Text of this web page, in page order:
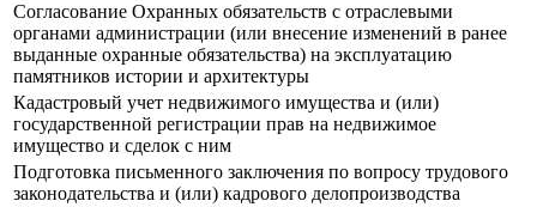
Согласование Охранных обязательств с отраслевыми
органами администрации (или внесение изменений в ранее
выданные охранные обязательства) на эксплуатацию
памятников истории и архитектуры
Кадастровый учет недвижимого имущества и (или)
государственной регистрации прав на недвижимое
имущество и сделок с ним
Подготовка письменного заключения по вопросу трудового
законодательства и (или) кадрового делопроизводства